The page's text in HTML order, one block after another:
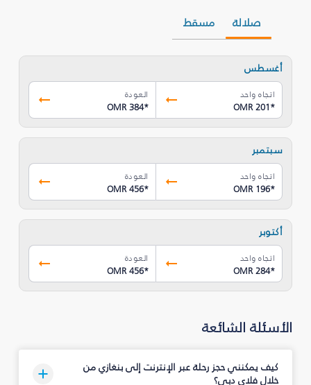
صلالة مسقط
أغسطس
اتجاه واحد
OMR 201*
العودة
OMR 384*
سبتمبر
اتجاه واحد
OMR 196*
العودة
OMR 456*
أكتوبر
اتجاه واحد
OMR 284*
العودة
OMR 456*
الأسئلة الشائعة
كيف يمكنني حجز رحلة عبر الإنترنت إلى بنغازي من
خلال فلاي دبي؟